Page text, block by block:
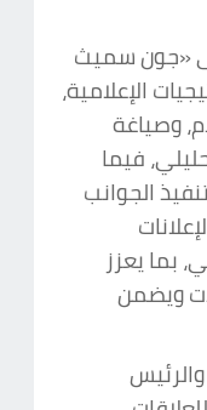
«جون سميث
الإعلامية،
وصياغة
فيما
الجوانب
بما يعزز
ويضمن